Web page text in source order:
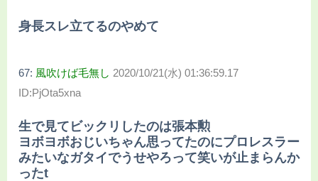
身長スレ立てるのやめて
67: 風吹けば毛無し 2020/10/21(水) 01:36:59.17
ID:PjOta5xna
生で見てビックリしたのは張本勲
ヨボヨボおじいちゃん思ってたのにプロレスラー
みたいなガタイでうせやろって笑いが止まらんか
ったt